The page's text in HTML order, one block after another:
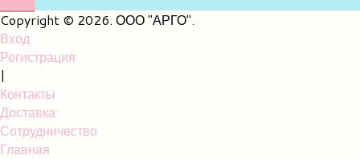
Copyright © 2026. ООО "АРГО".
Вход
Регистрация
|
Контакты
Доставка
Сотрудничество
Главная